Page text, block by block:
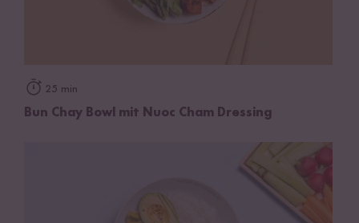
25 min
Bun Chay Bowl mit Nuoc Cham Dressing